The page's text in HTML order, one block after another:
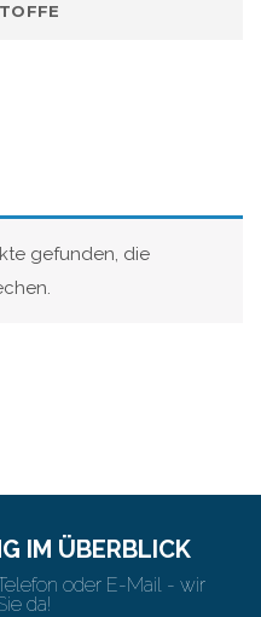
gefunden, die
IM ÜBERBLICK
oder E-Mail - wir
da!